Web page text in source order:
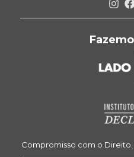
Compromisso com o